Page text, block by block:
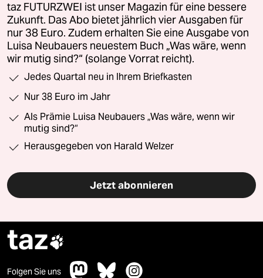
taz FUTURZWEI ist unser Magazin für eine bessere
Zukunft. Das Abo bietet jährlich vier Ausgaben für
nur 38 Euro. Zudem erhalten Sie eine Ausgabe von
Luisa Neubauers neuestem Buch „Was wäre, wenn
wir mutig sind?“ (solange Vorrat reicht).
Jedes Quartal neu in Ihrem Briefkasten
Nur 38 Euro im Jahr
Als Prämie Luisa Neubauers „Was wäre, wenn wir
mutig sind?“
Herausgegeben von Harald Welzer
Jetzt abonnieren
taz
Folgen Sie uns